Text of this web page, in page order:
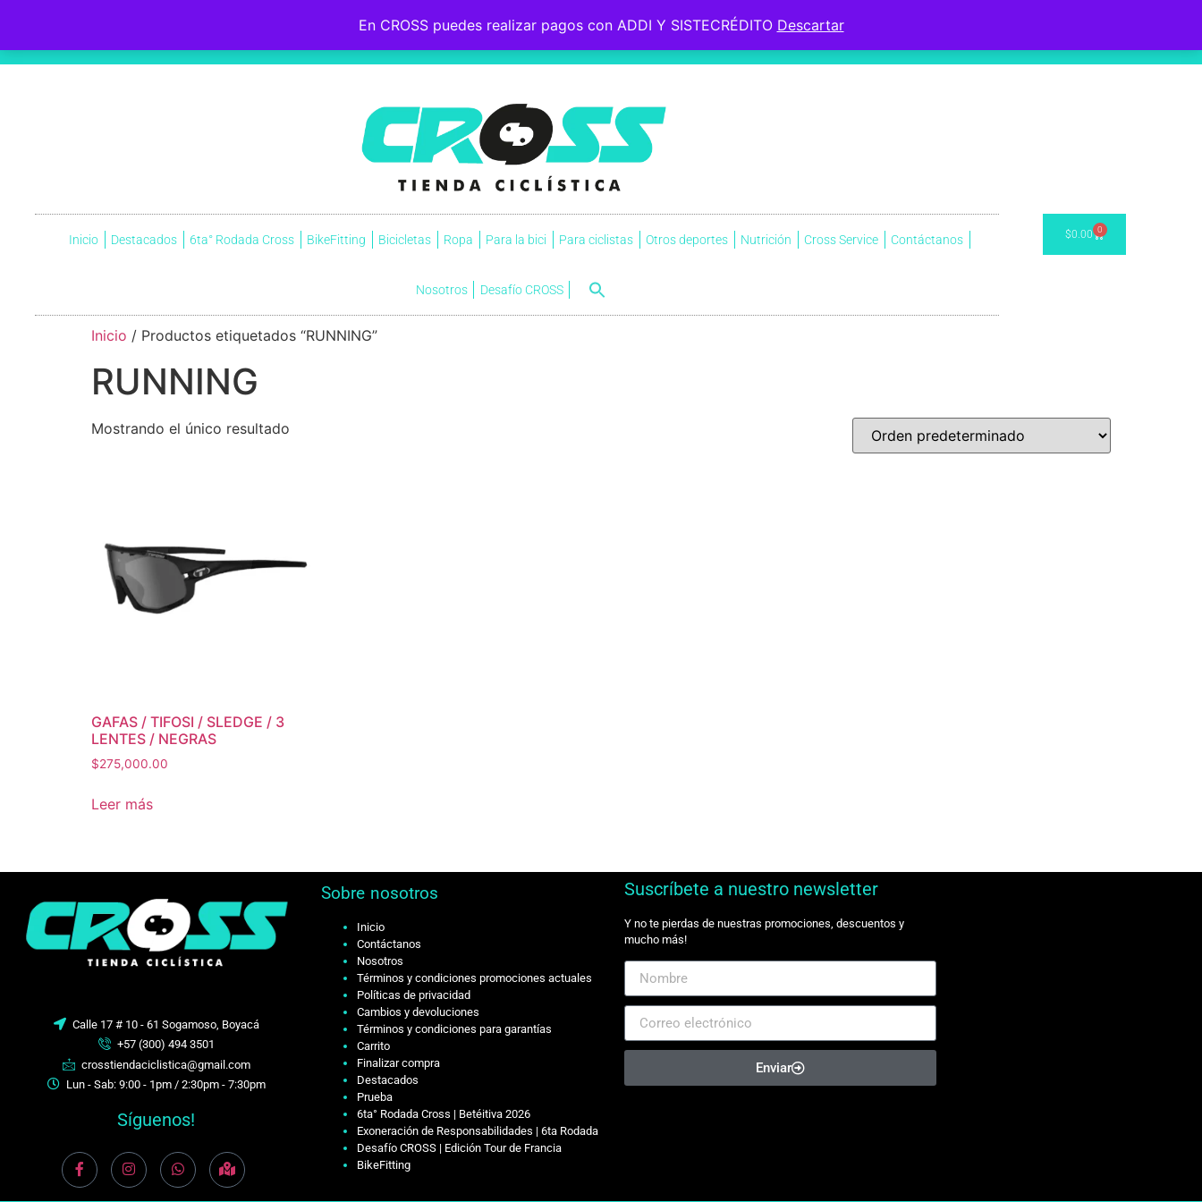
En CROSS puedes realizar pagos con ADDI Y SISTECRÉDITO Descartar
, el iniciador y perfeccionador de nuestra fe, quien, por el gozo que le esperaba, soportó la
Inicio Destacados 6ta° Rodada Cross BikeFitting Bicicletas Ropa Para la bici Para ciclistas Otros deportes Nutrición Cross Service Contáctanos
Nosotros Desafío CROSS
$0.00 0
Inicio / Productos etiquetados “RUNNING”
RUNNING
Mostrando el único resultado
GAFAS / TIFOSI / SLEDGE / 3
LENTES / NEGRAS
$275,000.00
Leer más
Calle 17 # 10 - 61 Sogamoso, Boyacá
+57 (300) 494 3501
crosstiendaciclistica@gmail.com
Lun - Sab: 9:00 - 1pm / 2:30pm - 7:30pm
Síguenos!
Sobre nosotros
Inicio
Contáctanos
Nosotros
Términos y condiciones promociones actuales
Políticas de privacidad
Cambios y devoluciones
Términos y condiciones para garantías
Carrito
Finalizar compra
Destacados
Prueba
6ta° Rodada Cross | Betéitiva 2026
Exoneración de Responsabilidades | 6ta Rodada
Desafío CROSS | Edición Tour de Francia
BikeFitting
Suscríbete a nuestro newsletter
Y no te pierdas de nuestras promociones, descuentos y
mucho más!
Enviar